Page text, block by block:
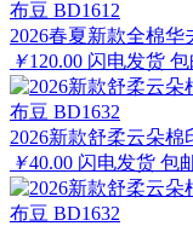
布豆 BD1612
2026春夏新款全棉
￥120.00 闪电发货 包
布豆 BD1632
2026新款舒柔云朵
￥40.00 闪电发货 包
布豆 BD1632